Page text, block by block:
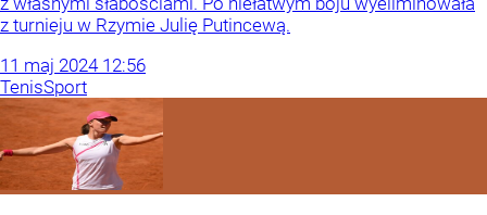
z turnieju w Rzymie Julię Putincewą.
11 maj 2024 12:56
TenisSport